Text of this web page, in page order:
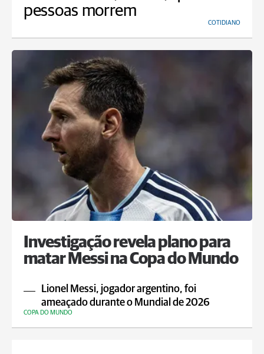
pessoas morrem
COTIDIANO
Investigação revela plano para
matar Messi na Copa do Mundo
Lionel Messi, jogador argentino, foi
ameaçado durante o Mundial de 2026
COPA DO MUNDO